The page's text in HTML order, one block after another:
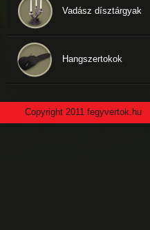
Vadász dísztárgyak
Hangszertokok
Copyright 2011 fegyvertok.hu